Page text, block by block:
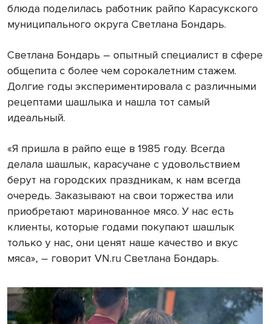
блюда поделилась работник райпо Карасукского
муниципального округа Светлана Бондарь.
Светлана Бондарь – опытный специалист в сфере
общепита с более чем сорокалетним стажем.
Долгие годы экспериментировала с различными
рецептами шашлыка и нашла тот самый
идеальный.
«Я пришла в райпо еще в 1985 году. Всегда
делала шашлык, карасучане с удовольствием
берут на городских праздникам, к нам всегда
очередь. Заказывают на свои торжества или
приобретают маринованное мясо. У нас есть
клиенты, которые годами покупают шашлык
только у нас, они ценят наше качество и вкус
мяса», – говорит VN.ru Светлана Бондарь.